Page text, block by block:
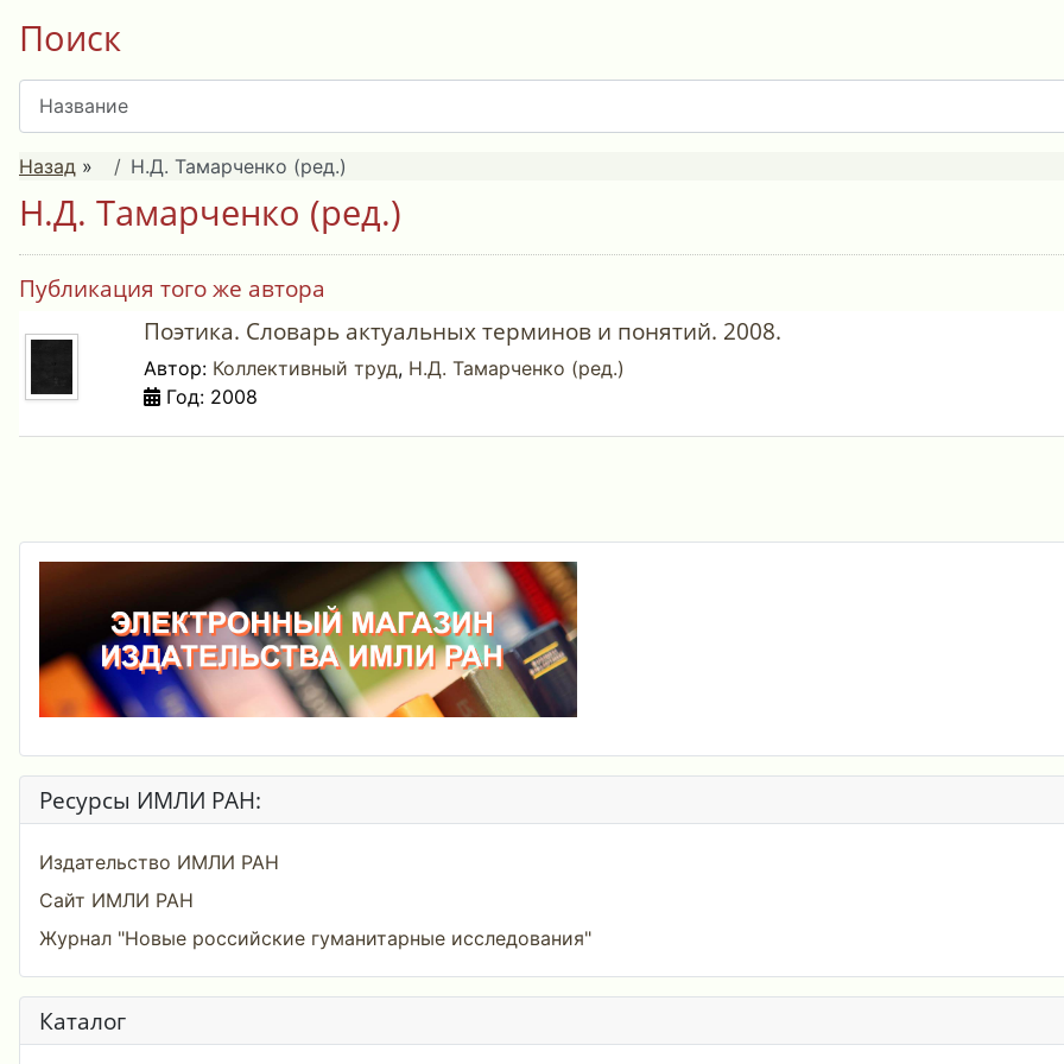
Поиск
Назад » Н.Д. Тамарченко (ред.)
Н.Д. Тамарченко (ред.)
Публикация того же автора
Поэтика. Словарь актуальных терминов и понятий. 2008.
Автор: Коллективный труд, Н.Д. Тамарченко (ред.)
Год: 2008
Ресурсы ИМЛИ РАН:
Издательство ИМЛИ РАН
Сайт ИМЛИ РАН
Журнал "Новые российские гуманитарные исследования"
Каталог